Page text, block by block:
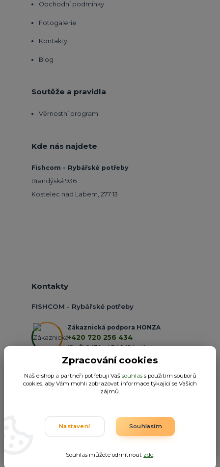
Obchodní podmínky
Fotogalerie
Kontakty
Blog
Soutěže a pravidla
Věrnostní program
Kde nás najdete
Fishcom - Rybářské potřeby
Brandýská 936
Kostelec nad Labem, 277 13
Kontakty
FISHCOM - Rybářské potřeby
Zákaznická podpora HONZA
+420 720 256 434
(Po-Čt 9-17 hod.,Pá 9-18 hod.)
Eshop-rychle.cz
Zpracování cookies
Náš e-shop a partneři potřebují Váš souhlass použitím souborů
cookies, aby Vám mohli zobrazovat informace týkající se Vašich
zájmů.
Nastavení Souhlasím
Souhlas můžete odmítnout zde.